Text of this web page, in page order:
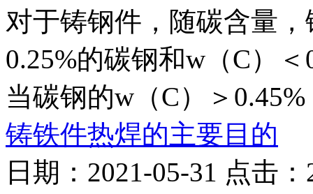
对于铸钢件，随碳含量
0.25%的碳钢和w（C）
当碳钢的w（C）＞
铸铁件热焊的主要目的
日期：2021-05-31 点击